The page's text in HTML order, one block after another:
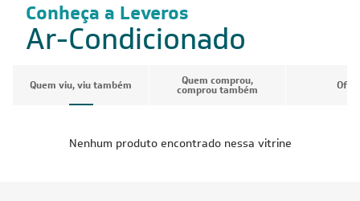
Conheça a Leveros
Ar-Condicionado
Quem viu, viu também Quem comprou,
comprou também
Nenhum produto encontrado nessa vitrine